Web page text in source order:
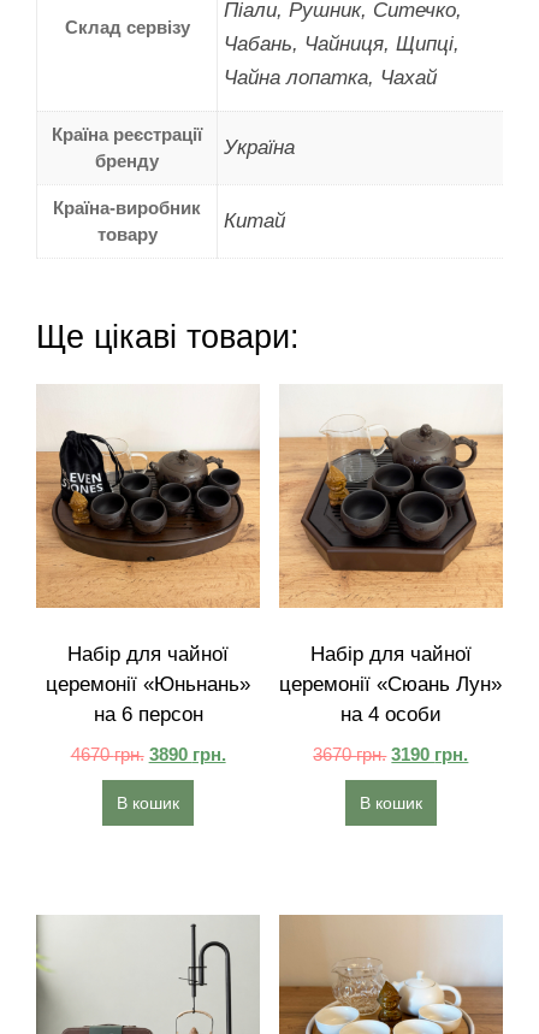
Склад сервізу
Піали, Рушник, Ситечко,
Чабань, Чайниця, Щипці,
Чайна лопатка, Чахай
Країна реєстрації
бренду
Україна
Країна-виробник
товару
Китай
Ще цікаві товари:
Набір для чайної
церемонії «Юньнань»
на 6 персон
4670грн. 3890 грн.
В кошик
Набір для чайної
церемонії «Сюань Лун»
на 4 особи
3670грн. 3190 грн.
В кошик